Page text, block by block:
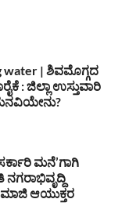
water | ಶಿವಮೊಗ್ಗದ
: ಜಿಲ್ಲಾ ಉಸ್ತುವಾರಿ
ಮನೆ’ಗಾಗಿ
ನಗರಾಭಿವೃದ್ದಿ
ಮಾಜಿ ಆಯುಕ್ತರ